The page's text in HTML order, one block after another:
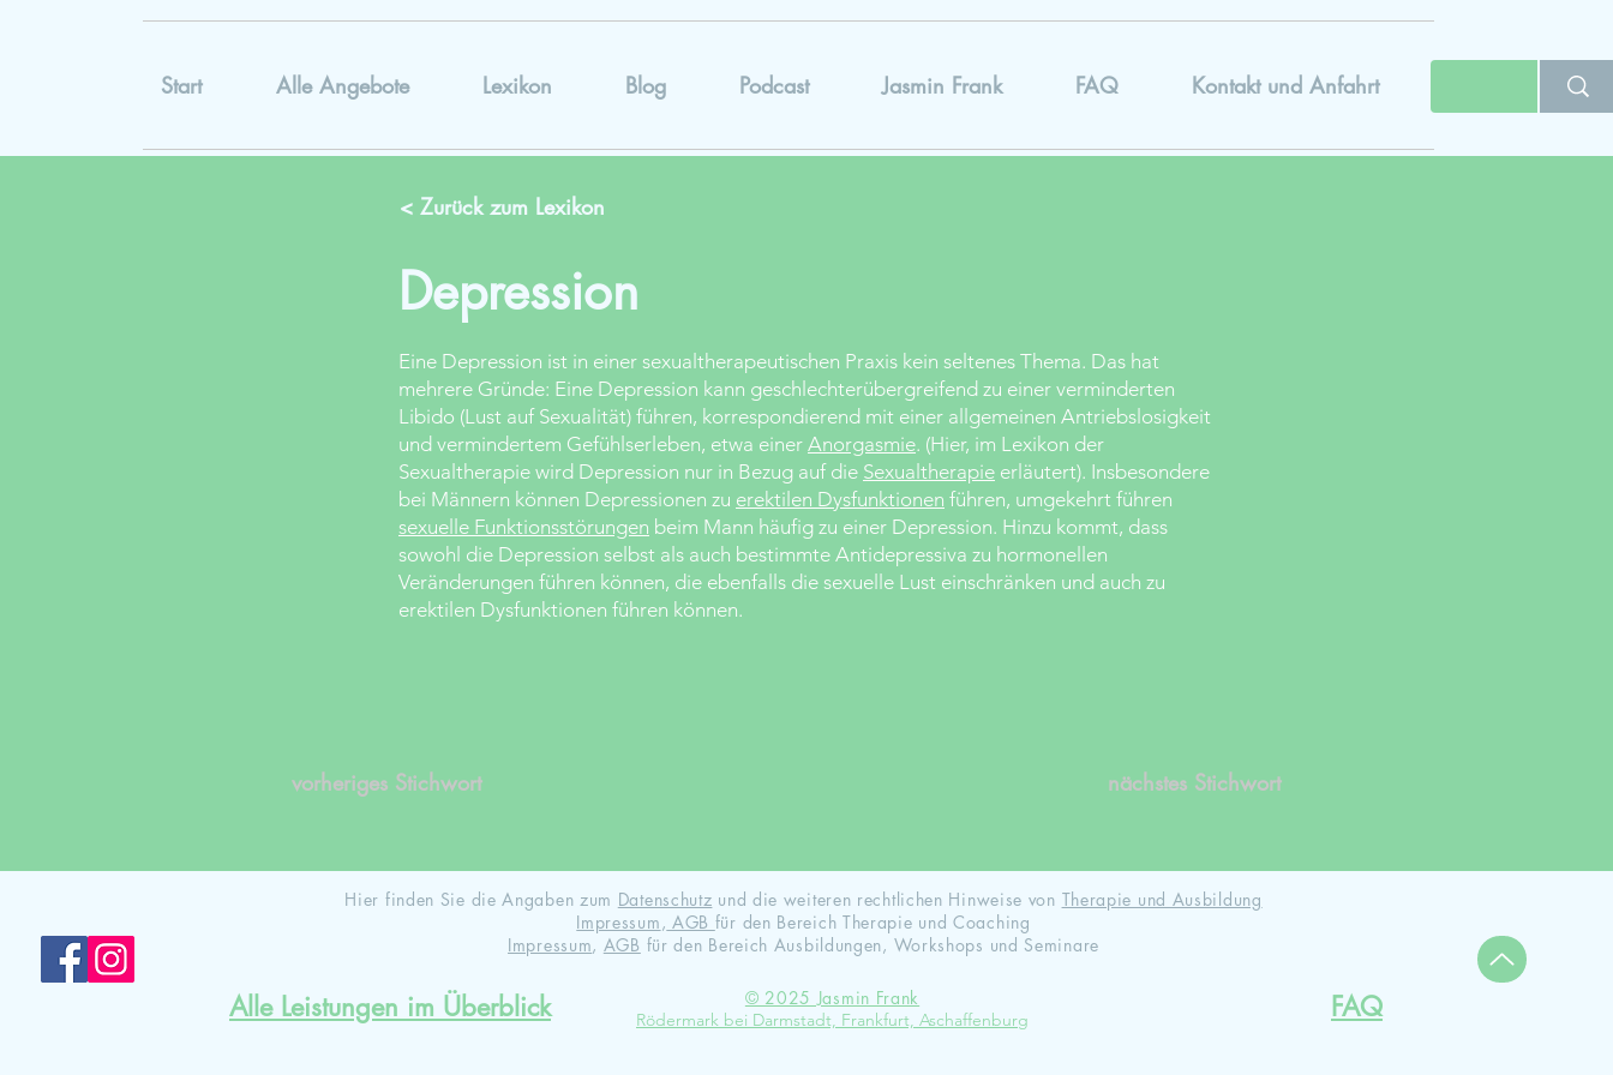
Start Alle Angebote Lexikon Blog Podcast Jasmin Frank FAQ Kontakt und Anfahrt
< Zurück zum Lexikon
Depression
Eine Depression ist in einer sexualtherapeutischen Praxis kein seltenes Thema. Das hat
mehrere Gründe: Eine Depression kann geschlechterübergreifend zu einer verminderten
Libido (Lust auf Sexualität) führen, korrespondierend mit einer allgemeinen Antriebslosigkeit
und vermindertem Gefühlserleben, etwa einer Anorgasmie. (Hier, im Lexikon der
Sexualtherapie wird Depression nur in Bezug auf die Sexualtherapie erläutert). Insbesondere
bei Männern können Depressionen zu erektilen Dysfunktionen führen, umgekehrt führen
sexuelle Funktionsstörungen beim Mann häufig zu einer Depression. Hinzu kommt, dass
sowohl die Depression selbst als auch bestimmte Antidepressiva zu hormonellen
Veränderungen führen können, die ebenfalls die sexuelle Lust einschränken und auch zu
erektilen Dysfunktionen führen können.
vorheriges Stichwort nächstes Stichwort
Hier finden Sie die Angaben zum Datenschutz und die weiteren rechtlichen Hinweise von Therapie und Ausbildung
Impressum, AGB für den Bereich Therapie und Coaching
Impressum, AGB für den Bereich Ausbildungen, Workshops und Seminare
Alle Leistungen im Überblick © 2025 Jasmin Frank
Rödermark bei Darmstadt, Frankfurt, Aschaffenburg FAQ